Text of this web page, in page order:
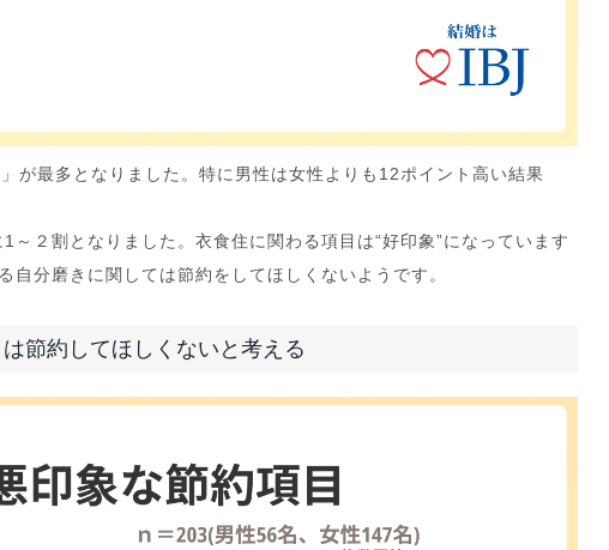
が最多となりました。特に男性は女性よりも12ポイント高い結果
～２割となりました。衣食住に関わる項目は“好印象”になっています
自分磨きに関しては節約をしてほしくないようです。
節約してほしくないと考える